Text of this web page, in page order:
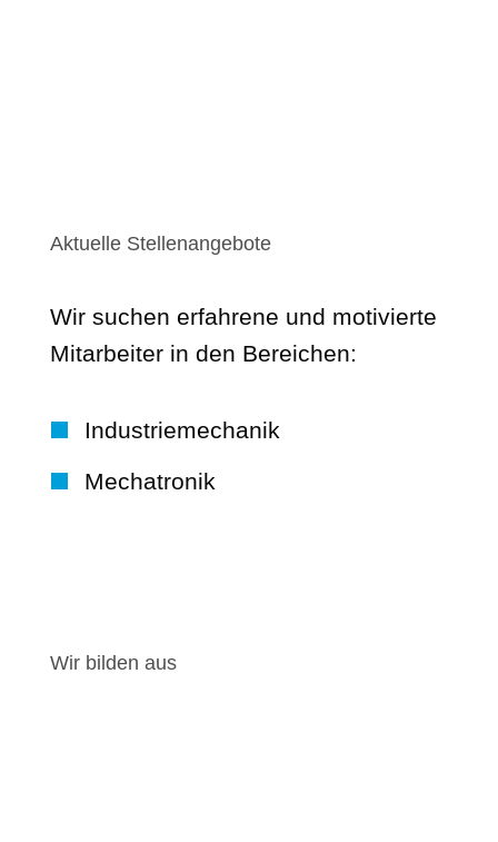
Aktuelle Stellenangebote
Wir suchen erfahrene und motivierte
Mitarbeiter in den Bereichen:
Industriemechanik
Mechatronik
Wir bilden aus